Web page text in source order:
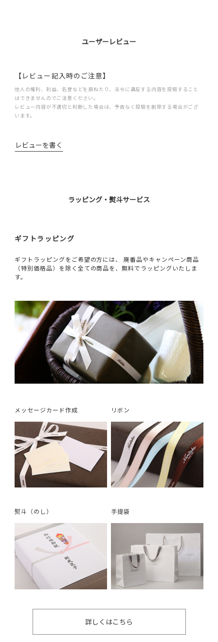
ユーザーレビュー
【レビュー記入時のご注意】
他人の権利、利益、名誉などを損ねたり、法令に違反する内容を投稿すること
はできませんのでご注意ください。
レビュー内容が不適切と判断した場合は、予告なく投稿を削除する場合がござ
います。
レビューを書く
ラッピング・熨斗サービス
ギフトラッピング
ギフトラッピングをご希望の方には、 廃番品やキャンペーン商品
（特別価格品）を除く全ての商品を、無料でラッピングいたしま
す。
メッセージカード作成 リボン
熨斗（のし） 手提袋
詳しくはこちら